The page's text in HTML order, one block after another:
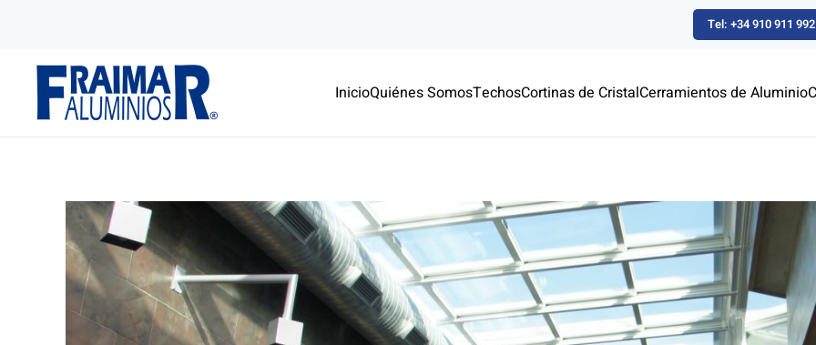
Tel: +34 910 911 992
InicioQuiénes SomosTechosCortinas de CristalCerramientos de Aluminio